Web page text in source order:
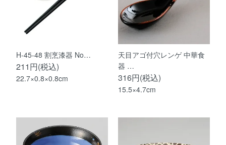
H-45-48 割烹漆器 No…
211円(税込)
22.7×0.8×0.8cm
天目アゴ付穴レンゲ 中華食
器 …
316円(税込)
15.5×4.7cm